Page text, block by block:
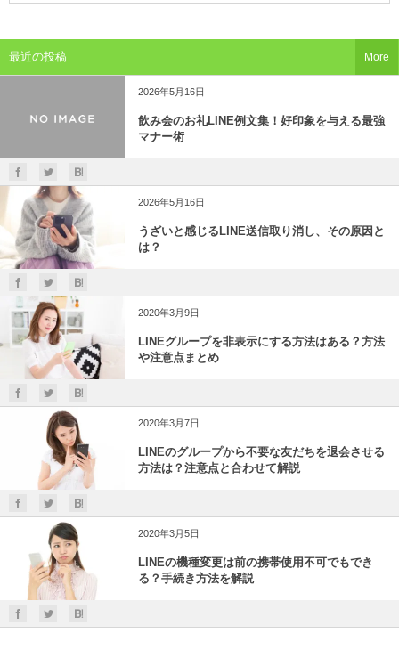
最近の投稿
2026年5月16日
飲み会のお礼LINE例文集！好印象を与える最強
マナー術
2026年5月16日
うざいと感じるLINE送信取り消し、その原因と
は？
2020年3月9日
LINEグループを非表示にする方法はある？方法
や注意点まとめ
2020年3月7日
LINEのグループから不要な友だちを退会させる
方法は？注意点と合わせて解説
2020年3月5日
LINEの機種変更は前の携帯使用不可でもでき
る？手続き方法を解説
More